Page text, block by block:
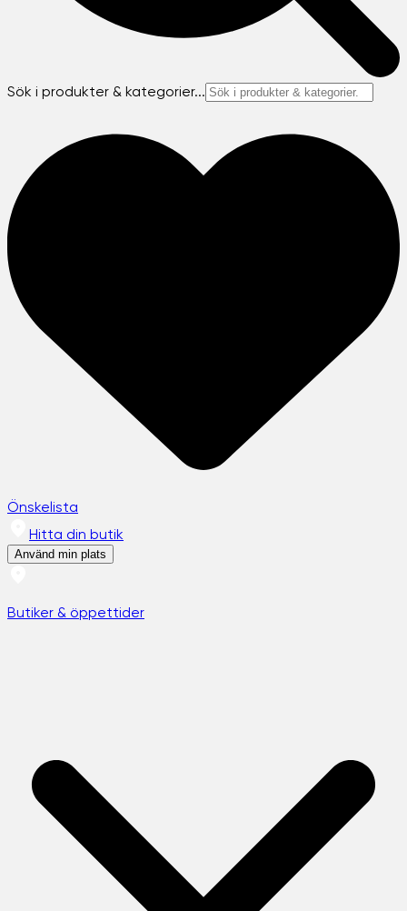
Sök i produkter & kategorier...
Önskelista
Hitta din butik
Använd min plats
Butiker & öppettider